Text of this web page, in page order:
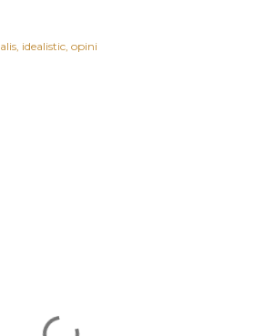
idealistic opini